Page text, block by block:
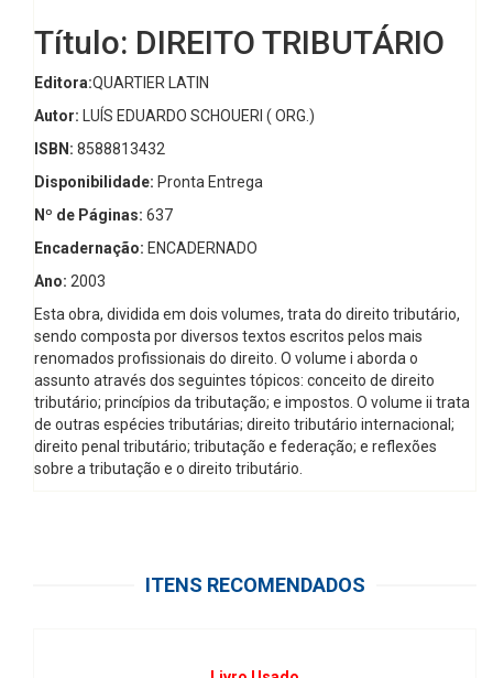
Título: DIREITO TRIBUTÁRIO
Editora:QUARTIER LATIN
Autor: LUÍS EDUARDO SCHOUERI ( ORG.)
ISBN: 8588813432
Disponibilidade: Pronta Entrega
Nº de Páginas: 637
Encadernação: ENCADERNADO
Ano: 2003
Esta obra, dividida em dois volumes, trata do direito tributário,
sendo composta por diversos textos escritos pelos mais
renomados profissionais do direito. O volume i aborda o
assunto através dos seguintes tópicos: conceito de direito
tributário; princípios da tributação; e impostos. O volume ii trata
de outras espécies tributárias; direito tributário internacional;
direito penal tributário; tributação e federação; e reflexões
sobre a tributação e o direito tributário.
ITENS RECOMENDADOS